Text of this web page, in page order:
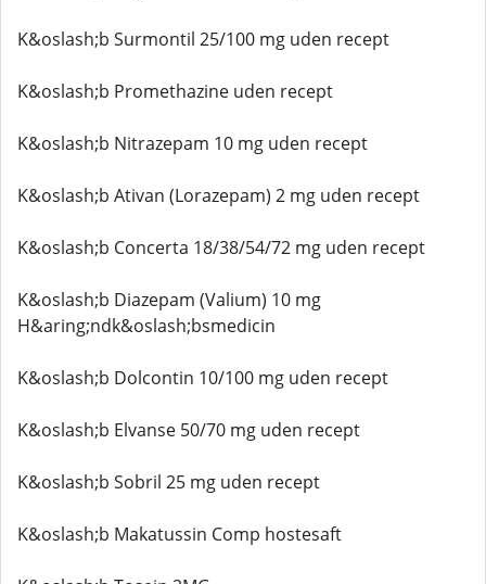
K&oslash;b Surmontil 25/100 mg uden recept
K&oslash;b Promethazine uden recept
K&oslash;b Nitrazepam 10 mg uden recept
K&oslash;b Ativan (Lorazepam) 2 mg uden recept
K&oslash;b Concerta 18/38/54/72 mg uden recept
K&oslash;b Diazepam (Valium) 10 mg
H&aring;ndk&oslash;bsmedicin
K&oslash;b Dolcontin 10/100 mg uden recept
K&oslash;b Elvanse 50/70 mg uden recept
K&oslash;b Sobril 25 mg uden recept
K&oslash;b Makatussin Comp hostesaft